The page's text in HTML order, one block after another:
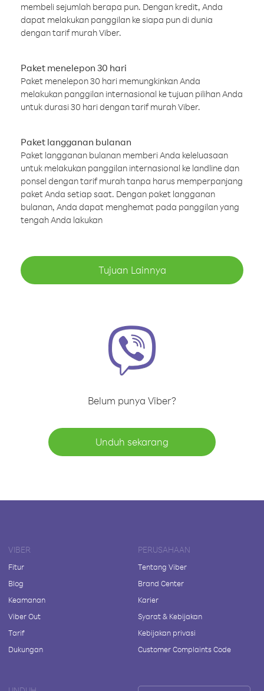
membeli sejumlah berapa pun. Dengan kredit, Anda
dapat melakukan panggilan ke siapa pun di dunia
dengan tarif murah Viber.
Paket menelepon 30 hari
Paket menelepon 30 hari memungkinkan Anda
melakukan panggilan internasional ke tujuan pilihan Anda
untuk durasi 30 hari dengan tarif murah Viber.
Paket langganan bulanan
Paket langganan bulanan memberi Anda keleluasaan
untuk melakukan panggilan internasional ke landline dan
ponsel dengan tarif murah tanpa harus memperpanjang
paket Anda setiap saat. Dengan paket langganan
bulanan, Anda dapat menghemat pada panggilan yang
tengah Anda lakukan
Tujuan Lainnya
Belum punya Viber?
Unduh sekarang
VIBER
Fitur
Blog
Keamanan
Viber Out
Tarif
Dukungan
PERUSAHAAN
Tentang Viber
Brand Center
Karier
Syarat & Kebijakan
Kebijakan privasi
Customer Complaints Code